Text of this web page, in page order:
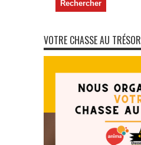
VOTRE CHASSE AU TRÉSOR